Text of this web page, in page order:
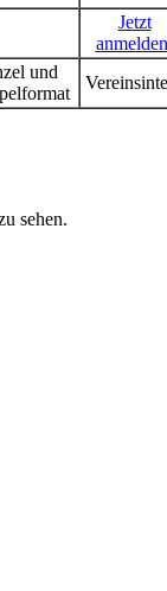
Jetzt
und
sehen.